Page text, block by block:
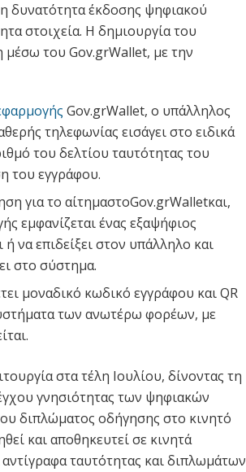
δυνατότητα έκδοσης ψηφιακού
στοιχεία. Η δημιουργία του
μέσω του Gov.grWallet, με την
Gov.grWallet, ο υπάλληλος
τηλεφωνίας εισάγει στο ειδικά
του δελτίου ταυτότητας του
του εγγράφου.
για το αίτημαστοGov.grWalletκαι,
εμφανίζεται ένας εξαψήφιος
να επιδείξει στον υπάλληλο και
στο σύστημα.
μοναδικό κωδικό εγγράφου και QR
των ανωτέρω φορέων, με
στα τέλη Ιουλίου, δίνοντας τη
γνησιότητας των ψηφιακών
διπλώματος οδήγησης στο κινητό
και αποθηκευτεί σε κινητά
ταυτότητας και διπλωμάτων